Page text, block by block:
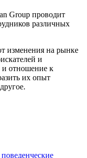
Group проводит
различных
изменения на рынке
и
и отношение к
их опыт